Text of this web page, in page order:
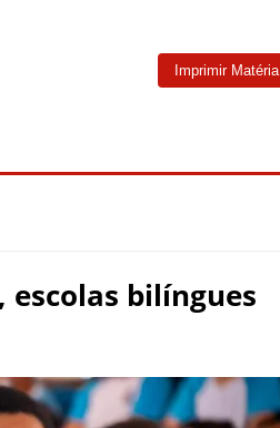
Imprimir Matéria
bilíngues